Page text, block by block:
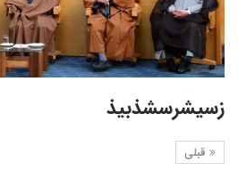
زسیشرسشذبیذ
قبلی